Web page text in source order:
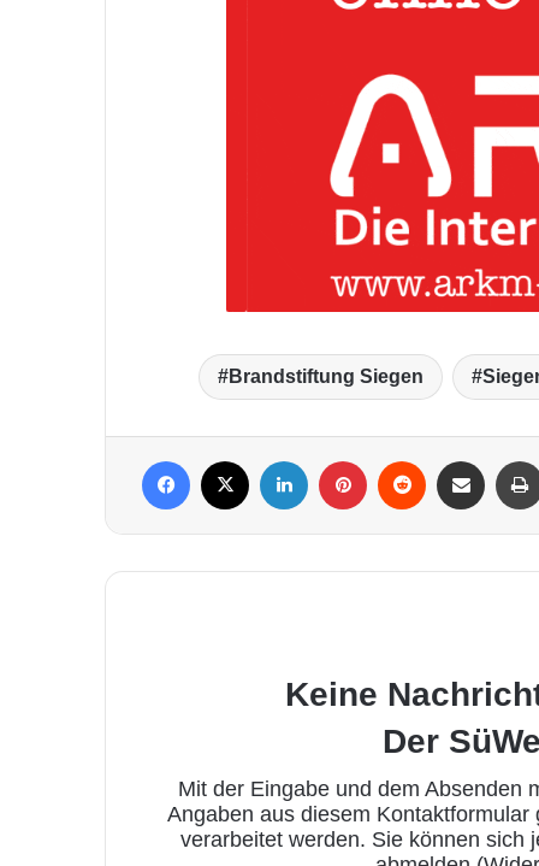
Brandstiftung Siegen
Keine
Der
Mit der Eingabe und dem Absenden
Angaben aus diesem
verarbeitet werden. Sie können sich